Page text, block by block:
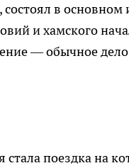
в
и хамского
— обычное
поездка на